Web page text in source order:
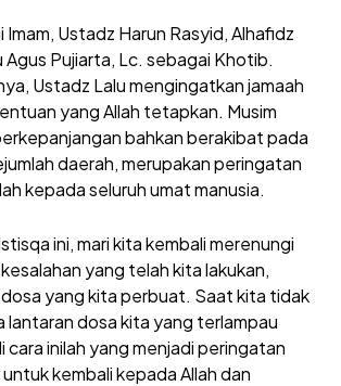
Ustadz Harun Rasyid, Alhafidz
Agus Pujiarta, Lc. sebagai Khotib.
Ustadz Lalu mengingatkan jamaah
yang Allah tetapkan. Musim
bahkan berakibat pada
daerah, merupakan peringatan
kepada seluruh umat manusia.
ini, mari kita kembali merenungi
yang telah kita lakukan,
yang kita perbuat. Saat kita tidak
lantaran dosa kita yang terlampau
cara inilah yang menjadi peringatan
kembali kepada Allah dan